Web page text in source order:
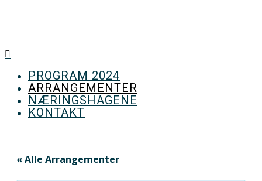
PROGRAM 2024
ARRANGEMENTER
NÆRINGSHAGENE
KONTAKT
« Alle Arrangementer